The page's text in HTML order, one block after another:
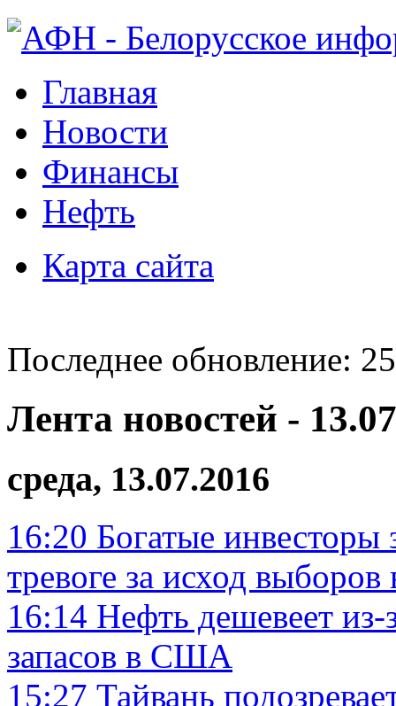
Главная
Новости
Финансы
Нефть
Карта сайта
Последнее обновление:
Лента новостей -
среда, 13.07.2016
16:20 Богатые инвесторы
тревоге за исход
16:14 Нефть дешевеет
запасов в США
15:27 Тайвань